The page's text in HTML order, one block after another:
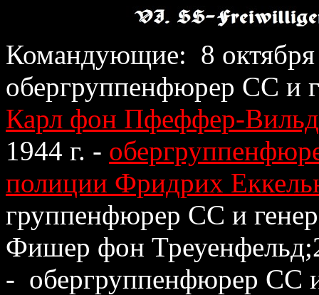
Командующие: 8 октября
обергруппенфюрер СС и
Карл фон Пфеффер-
1944 г. -
полиции Фридрих
группенфюрер СС и
Фишер фон
- обергруппенфюрер СС